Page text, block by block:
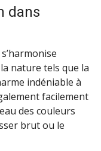
dans
nature tels que la
indéniable à
facilement
des couleurs
brut ou le